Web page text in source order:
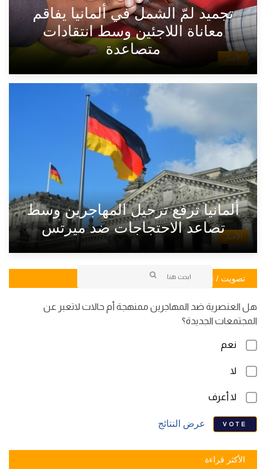
الأخبار
تجميد لمّ الشمل في ألمانيا يفاقم
معاناة اللاجئين وسط انتقادات
متصاعدة
الأخبار
ألمانيا ترفع ترحيل المهاجرين وسط
تصاعد الاحتجاجات ضد ميرتس
تصويت / تصويت
هل العنصرية ضد المهاجرين ممنهجة أم حالات لاتعبر عن
المجتمعات الجديدة؟
نعم
لا
لا أعرف
VOTE عرض النتائج
الأكثر قراءة